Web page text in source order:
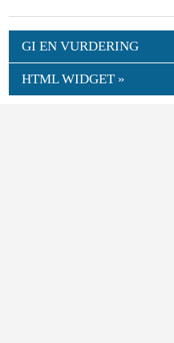
GI EN VURDERING
HTML WIDGET »